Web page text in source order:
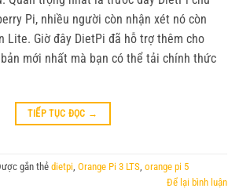
Pi, nhiều người còn nhận xét nó còn
Lite. Giờ đây DietPi đã hỗ trợ thêm cho
mới nhất mà bạn có thể tải chính thức
TIẾP TỤC ĐỌC →
gắn thẻ dietpi, Orange Pi 3 LTS, orange pi 5
Để lại bình luận